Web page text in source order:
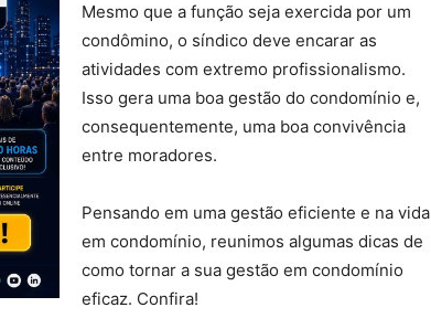
Mesmo que a função seja exercida por um
condômino, o síndico deve encarar as
atividades com extremo profissionalismo.
Isso gera uma boa gestão do condomínio e,
consequentemente, uma boa convivência
entre moradores.
Pensando em uma gestão eficiente e na vida
em condomínio, reunimos algumas dicas de
como tornar a sua gestão em condomínio
eficaz. Confira!